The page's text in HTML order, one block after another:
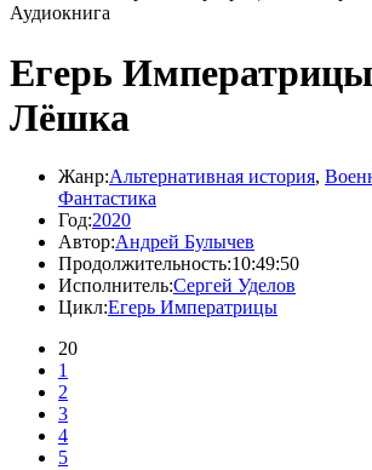
Аудиокнига
Егерь
Лёшка
Жанр:Альтернативная история,
Фантастика
Год:2020
Автор:Андрей Булычев
Продолжительность:10:49:50
Исполнитель:Сергей Уделов
Цикл:Егерь Императрицы
20
1
2
3
4
5